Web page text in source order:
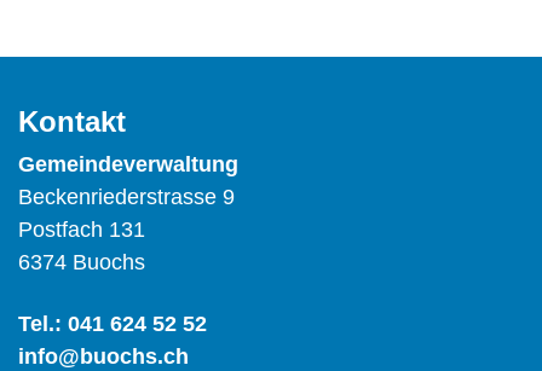
Kontakt
Gemeindeverwaltung
Beckenriederstrasse 9
Postfach 131
6374 Buochs
Tel.: 041 624 52 52
info@buochs.ch